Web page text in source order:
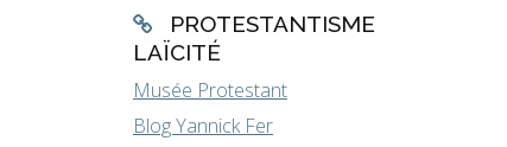
PROTESTANTISME
LAÏCITÉ
Musée Protestant
Blog Yannick Fer